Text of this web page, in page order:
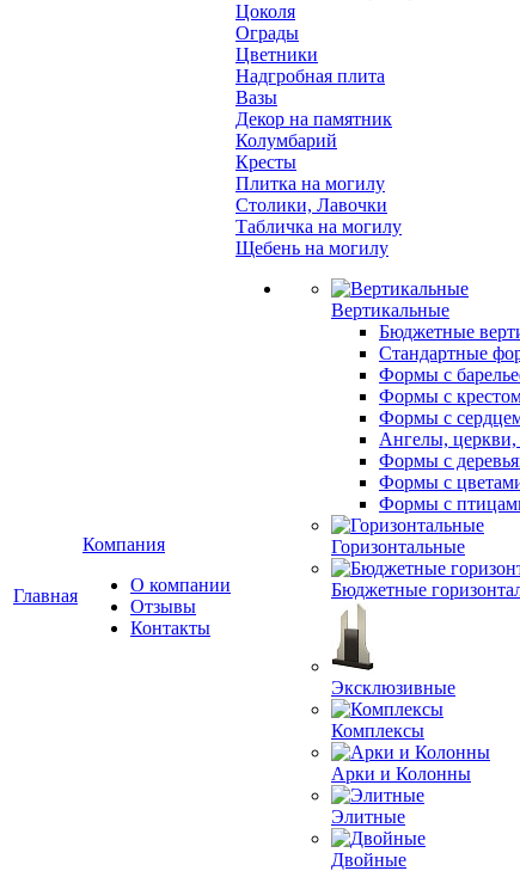
Главная
Компания
О компании
Отзывы
Контакты
Цоколя
Ограды
Цветники
Надгробная плита
Вазы
Декор на памятник
Колумбарий
Кресты
Плитка на могилу
Столики, Лавочки
Табличка на могилу
Щебень на могилу
Вертикальные
Бюджетные
Стандартные
Формы с
Формы с
Формы с
Ангелы, церкви,
Формы с
Формы с
Формы с
Горизонтальные
Бюджетные
Эксклюзивные
Комплексы
Арки и Колонны
Элитные
Двойные